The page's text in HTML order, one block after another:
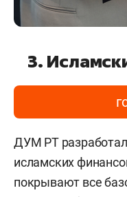
3.
ДУМ РТ
исламских
покрывают все